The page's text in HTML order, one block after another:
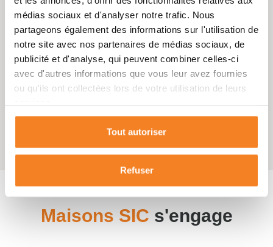
médias sociaux et d'analyser notre trafic. Nous
partageons également des informations sur l'utilisation de
notre site avec nos partenaires de médias sociaux, de
publicité et d'analyse, qui peuvent combiner celles-ci
avec d'autres informations que vous leur avez fournies
ou qu'ils ont collectées lors de votre utilisation de leurs
Tout autoriser
Refuser
Non
Terasse
Non
Maisons SIC s'engage